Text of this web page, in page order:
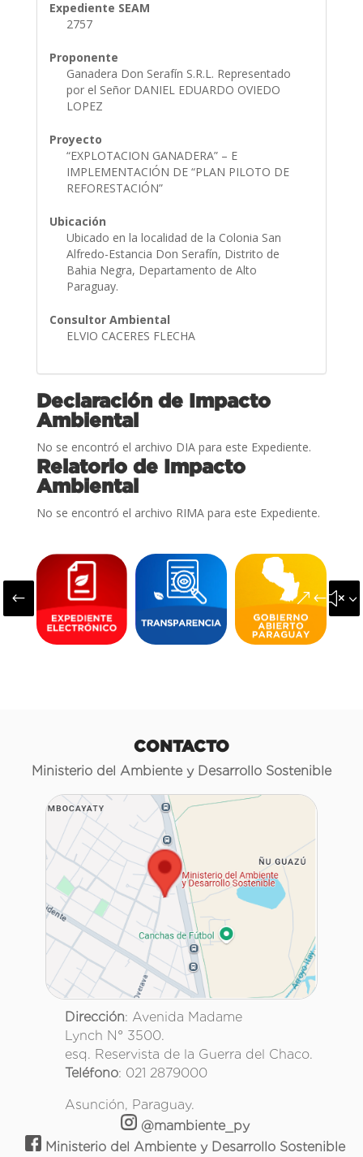
Expediente SEAM
2757
Proponente
Ganadera Don Serafín S.R.L. Representado
por el Señor DANIEL EDUARDO OVIEDO
LOPEZ
Proyecto
“EXPLOTACION GANADERA” – E
IMPLEMENTACIÓN DE “PLAN PILOTO DE
REFORESTACIÓN”
Ubicación
Ubicado en la localidad de la Colonia San
Alfredo-Estancia Don Serafín, Distrito de
Bahia Negra, Departamento de Alto
Paraguay.
Consultor Ambiental
ELVIO CACERES FLECHA
Declaración de Impacto
Ambiental
No se encontró el archivo DIA para este Expediente.
Relatorio de Impacto
Ambiental
No se encontró el archivo RIMA para este Expediente.
#
CONTACTO
Ministerio del Ambiente y Desarrollo Sostenible
Dirección: Avenida Madame
Lynch N° 3500.
esq. Reservista de la Guerra del Chaco.
Teléfono: 021 2879000
Asunción, Paraguay.
@mambiente_py
Ministerio del Ambiente y Desarrollo Sostenible